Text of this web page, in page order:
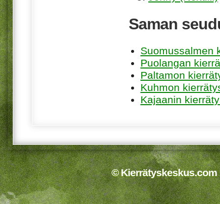
Saman
Suomussalmen
Puolangan
Paltamon
Kuhmon
Kajaanin
© Kierrätyskeskus.com